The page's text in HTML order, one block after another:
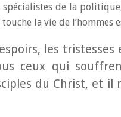
spécialistes de la
la vie de
les
ceux qui
du Christ, et